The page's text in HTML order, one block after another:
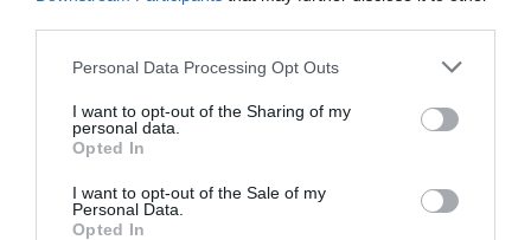
Please note that this website/app uses one or more Google
not limited to your visit or usage behaviour. You may click to
grant or deny consent to Google and its third-party tags to
use your data for below specified purposes in below Google
consent section.
Personal Data Processing Opt Outs
I want to opt-out of the Sharing of my
personal data.
Opted In
I want to opt-out of the Sale of my
Personal Data.
Opted In